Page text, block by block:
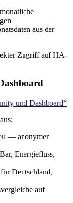
aus der
Zugriff auf HA-
und Dashboard“
— anonymer
Energiefluss,
Deutschland,
auf